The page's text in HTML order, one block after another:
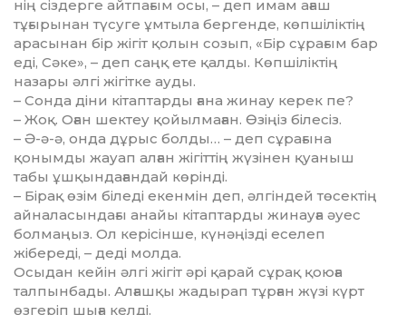
нің сіздерге айтпағым осы, – деп имам ағаш
тұғырынан түсуге ұмтыла бергенде, көпшіліктің
арасынан бір жігіт қолын созып, «Бір сұрағым бар
еді, Сәке», – деп саңқ ете қалды. Көп­шіліктің
назары әлгі жігітке ауды.
– Сонда діни кітаптарды ғана жи­нау керек пе?
– Жоқ. Оған шектеу қойылмаған. Өзіңіз білесіз.
– Ә-ә-ә, онда дұрыс болды… – деп сұрағына
қонымды жауап алған жігіттің жүзінен қуаныш
табы ұш­қын­дағандай көрінді.
– Бірақ өзім біледі екенмін деп, әл­гіндей төсектің
айналасындағы анайы кітаптарды жинауға әуес
бол­маңыз. Ол керісінше, күнәңізді есе­леп
жібереді, – деді молда.
Осыдан кейін әлгі жігіт әрі қарай сұ­рақ қоюға
талпынбады. Алғашқы жа­дырап тұрған жүзі күрт
өзгеріп шы­ға келді.